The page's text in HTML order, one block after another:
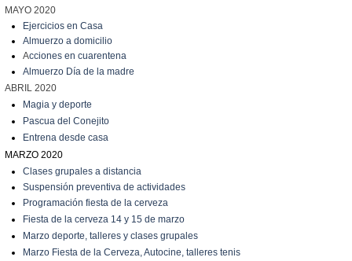
MAYO 2020
Ejercicios en Casa
Almuerzo a domicilio
Acciones en cuarentena
Almuerzo Día de la madre
ABRIL 2020
Magia y deporte
Pascua del Conejito
Entrena desde casa
MARZO 2020
C lases grupales a distancia
Suspensión preventiva de actividades
Programación fiesta de la cerveza
Fiesta de la cerveza 14 y 15 de marzo
Marzo deporte, talleres y clases grupales
Marzo Fiesta de la Cerveza, Autocine, talleres tenis